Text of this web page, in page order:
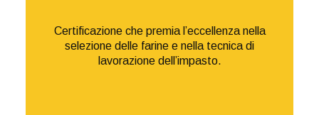
Certificazione che premia l’eccellenza nella
selezione delle farine e nella tecnica di
lavorazione dell’impasto.